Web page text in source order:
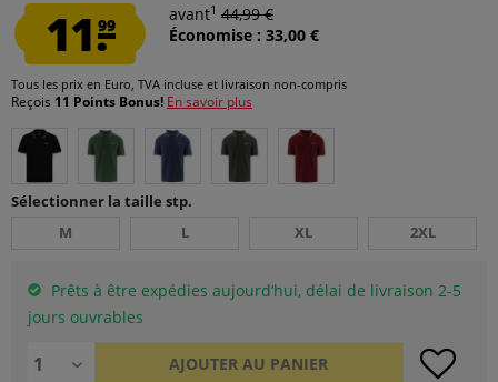
11.99
avant1 44,99 €
Économise : 33,00 €
Tous les prix en Euro, TVA incluse et livraison non-compris
Reçois 11 Points Bonus! En savoir plus
Sélectionner la taille stp.
M
L XL 2XL
Prêts à être expédies aujourd’hui, délai de livraison 2-5
jours ouvrables
AJOUTER AU PANIER